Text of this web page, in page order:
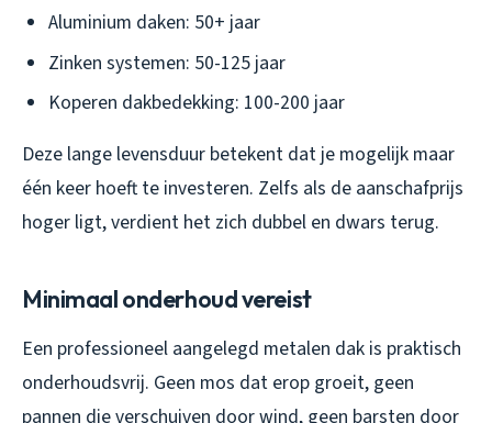
Aluminium daken: 50+ jaar
Zinken systemen: 50-125 jaar
Koperen dakbedekking: 100-200 jaar
Deze lange levensduur betekent dat je mogelijk maar
één keer hoeft te investeren. Zelfs als de aanschafprijs
hoger ligt, verdient het zich dubbel en dwars terug.
Minimaal onderhoud vereist
Een professioneel aangelegd metalen dak is praktisch
onderhoudsvrij. Geen mos dat erop groeit, geen
pannen die verschuiven door wind, geen barsten door